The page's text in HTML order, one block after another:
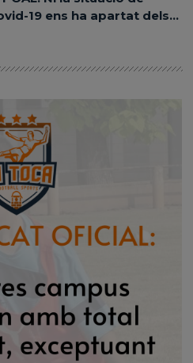
19 ens ha apartat dels...